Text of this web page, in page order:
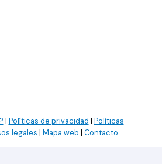
| Políticas de privacidad | Políticas
legales | Mapa web | Contacto